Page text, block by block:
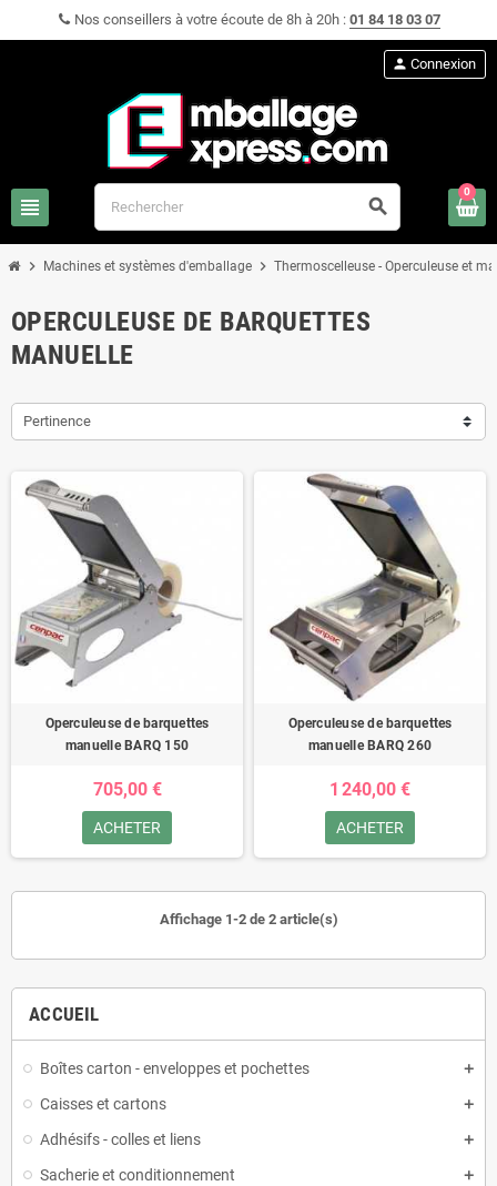
Nos conseillers à votre écoute de 8h à 20h : 01 84 18 03 07
view_headline search
person Connexion
0
chevron_right Machines et systèmes d'emballage chevron_right Thermoscelleuse - Operculeuse et
ACCUEIL
Boîtes carton - enveloppes et pochettes
Caisses et cartons
Adhésifs - colles et liens
Sacherie et conditionnement
OPERCULEUSE DE BARQUETTES
MANUELLE
Pertinence
Operculeuse de barquettes
manuelle BARQ 150
705,00 €
ACHETER
Operculeuse de barquettes
manuelle BARQ 260
1 240,00 €
ACHETER
Affichage 1-2 de 2 article(s)